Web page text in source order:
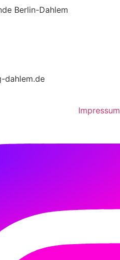
Berlin-Dahlem
dahlem.de
Impressum